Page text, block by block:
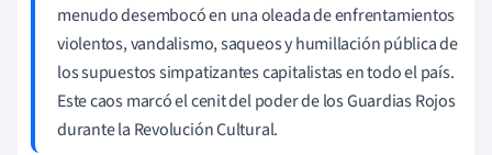
menudo desembocó en una oleada de enfrentamientos
violentos, vandalismo, saqueos y humillación pública de
los supuestos simpatizantes capitalistas en todo el país.
Este caos marcó el cenit del poder de los Guardias Rojos
durante la Revolución Cultural.